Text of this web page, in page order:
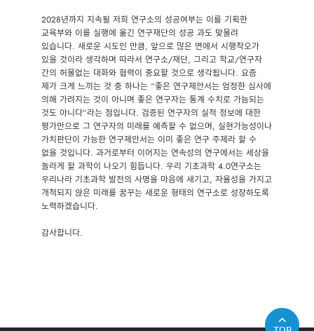
2028년까지 지속될 저희 연구소의 성공여부는 이를 기획한
교육부와 이를 실행에 옮긴 연구재단의 성공 과도 맞물려
있습니다. 새로운 시도인 만큼, 앞으로 많은 면에서 시행착오가
있을 것이라 생각하며 따라서 연구소/재단, 그리고 학교/연구자
간의 허물없는 대화와 협력이 중요할 것으로 생각됩니다. 요즘
제가 크게 느끼는 것 중 하나는 “좋은 연구제안서는 엄정한 심사에
의해 가려지는 것이 아니며 좋은 연구자는 통계 수치로 가늠되는
것도 아니다”라는 점입니다. 검증된 연구자의 실적 정보에 대한
평가만으로 그 연구자의 미래를 예측할 수 없으며, 실현가능성이나
가치판단이 가능한 연구제안서는 이미 좋은 연구 주제라 할 수
없을 것입니다. 과거로부터 이어지는 연속성의 연구에서는 세상을
놀라게 할 과학이 나오기 힘듭니다. 우리 기초과학 4.0연구소는
우리나라 기초과학 발전의 사명을 마음에 새기고, 자율성을 가지고
개척되지 않은 미래를 꿈꾸는 새로운 형태의 연구소로 성장하도록
노력하겠습니다.
감사합니다.